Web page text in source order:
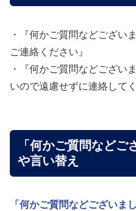
・『何かご質問などござい
ご連絡ください』
・『何かご質問などござい
いので遠慮せずに連絡してく
「何かご質問など
や言い替え
「何かご質問などございま